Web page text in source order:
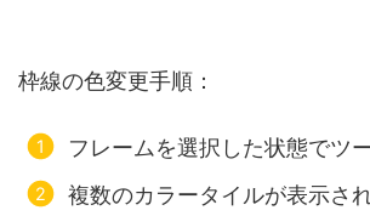
枠線の色変更手順：
フレームを選択した状態でツ
複数のカラータイルが表示さ